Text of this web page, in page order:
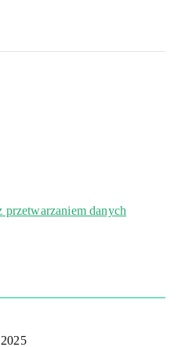
danych